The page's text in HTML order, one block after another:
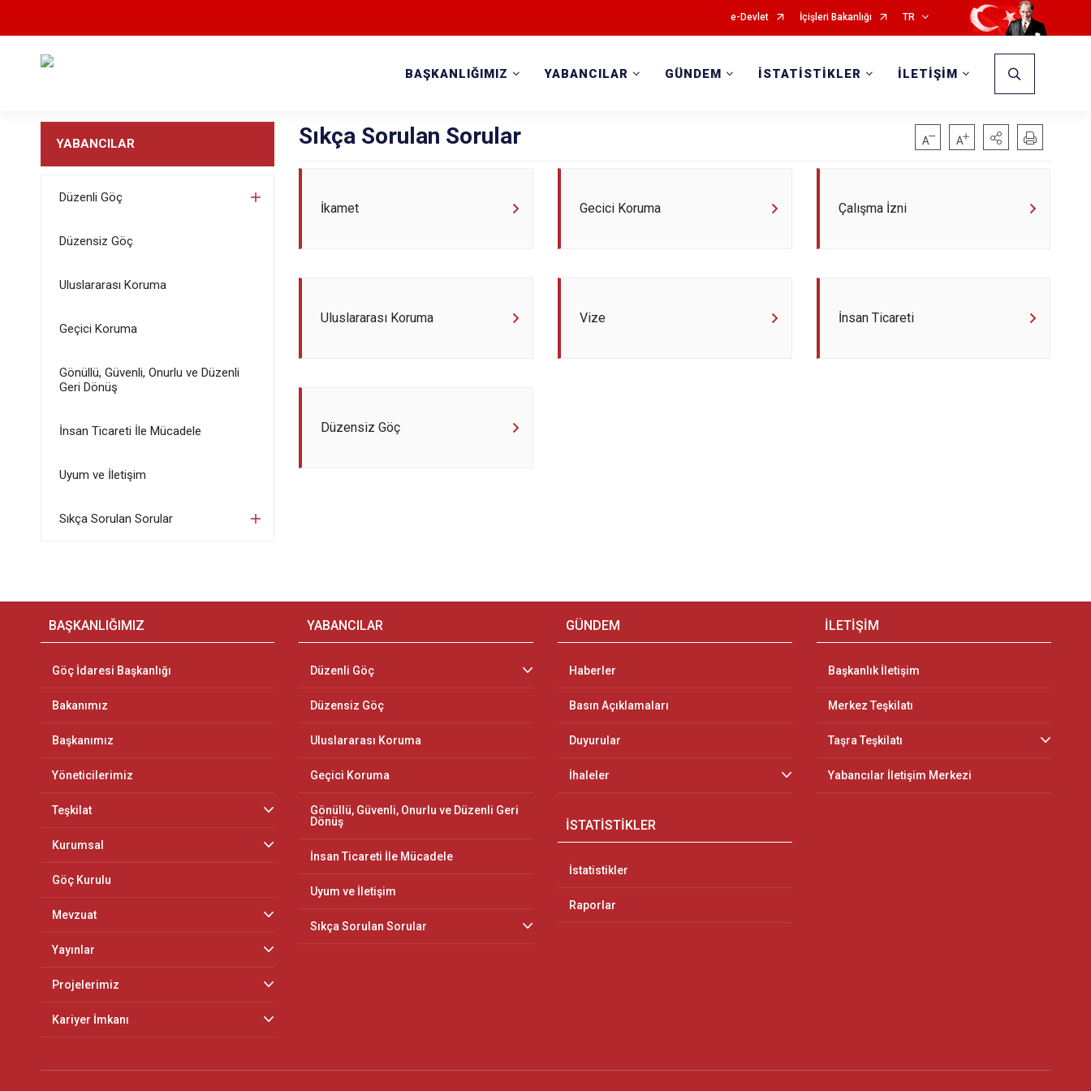
e-Devlet İçişleri Bakanlığı TR
BAŞKANLIĞIMIZ YABANCILAR GÜNDEM İSTATİSTİKLER İLETİŞİM
YABANCILAR
Düzenli Göç
Düzensiz Göç
Uluslararası Koruma
Geçici Koruma
Gönüllü, Güvenli, Onurlu ve Düzenli
Geri Dönüş
İnsan Ticareti İle Mücadele
Uyum ve İletişim
Sıkça Sorulan Sorular
Sıkça Sorulan Sorular
İkamet Gecici Koruma Çalışma İzni
Uluslararası Koruma Vize İnsan Ticareti
Düzensiz Göç
BAŞKANLIĞIMIZ
Göç İdaresi Başkanlığı
Bakanımız
Başkanımız
Yöneticilerimiz
Teşkilat
Kurumsal
Göç Kurulu
Mevzuat
Yayınlar
Projelerimiz
Kariyer İmkanı
YABANCILAR
Düzenli Göç
Düzensiz Göç
Uluslararası Koruma
Geçici Koruma
Gönüllü, Güvenli, Onurlu ve Düzenli Geri
Dönüş
İnsan Ticareti İle Mücadele
Uyum ve İletişim
Sıkça Sorulan Sorular
GÜNDEM
Haberler
Basın Açıklamaları
Duyurular
İhaleler
İSTATİSTİKLER
İstatistikler
Raporlar
İLETİŞİM
Başkanlık İletişim
Merkez Teşkilatı
Taşra Teşkilatı
Yabancılar İletişim Merkezi